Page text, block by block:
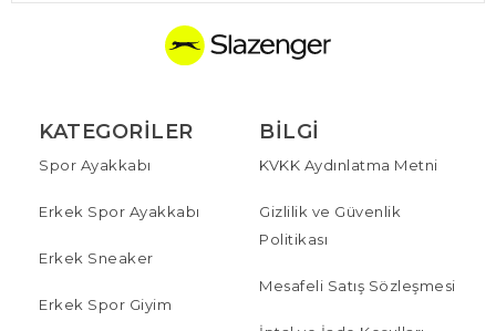
KATEGORILER
Spor Ayakkabı
Erkek Spor Ayakkabı
Erkek Sneaker
Erkek Spor Giyim
BILGI
KVKK Aydınlatma Metni
Gizlilik ve Güvenlik
Politikası
Mesafeli Satış Sözleşmesi